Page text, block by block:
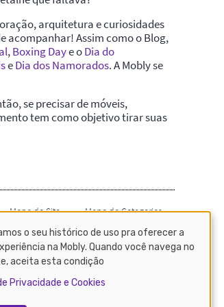
o seu histórico de uso pra oferecer a
na Mobly. Quando você navega no
aceita esta condição
Privacidade e Cookies